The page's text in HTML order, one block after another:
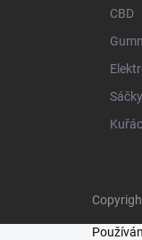
CBD
Sáčky